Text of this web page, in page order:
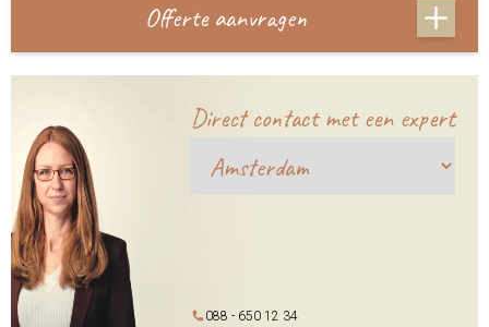
Offerte aanvragen
Direct contact met een expert
088 - 650 12 34